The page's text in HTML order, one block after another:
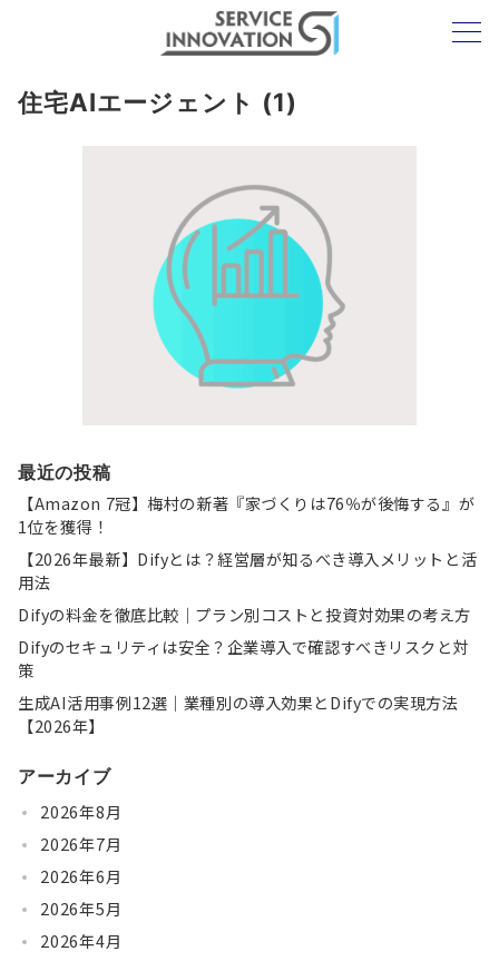
住宅AIエージェント (1)
最近の投稿
【Amazon 7冠】梅村の新著『家づくりは76％が後悔する』が
1位を獲得！
【2026年最新】Difyとは？経営層が知るべき導入メリットと活
用法
Difyの料金を徹底比較｜プラン別コストと投資対効果の考え方
Difyのセキュリティは安全？企業導入で確認すべきリスクと対
策
生成AI活用事例12選｜業種別の導入効果とDifyでの実現方法
【2026年】
アーカイブ
2026年8月
2026年7月
2026年6月
2026年5月
2026年4月